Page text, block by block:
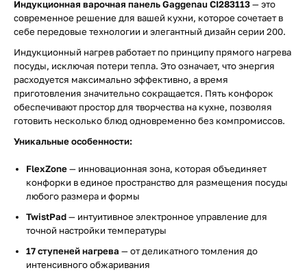
Индукционная варочная панель Gaggenau CI283113— это
современное решение для вашей кухни, которое сочетает в
себе передовые технологии и элегантный дизайн серии 200.
Индукционный нагрев работает по принципу прямого нагрева
посуды, исключая потери тепла. Это означает, что энергия
расходуется максимально эффективно, а время
приготовления значительно сокращается. Пять конфорок
обеспечивают простор для творчества на кухне, позволяя
готовить несколько блюд одновременно без компромиссов.
Уникальные особенности:
FlexZone— инновационная зона, которая объединяет
конфорки в единое пространство для размещения посуды
любого размера и формы
TwistPad— интуитивное электронное управление для
точной настройки температуры
17 ступеней нагрева — от деликатного томления до
интенсивного обжаривания